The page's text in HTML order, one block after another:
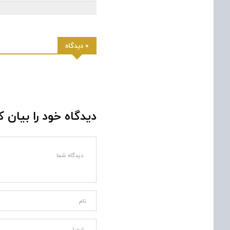
0 دیدگاه
دیدگاه خود را بیان